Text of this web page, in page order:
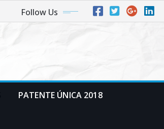
Follow Us
PATENTE ÚNICA 2018